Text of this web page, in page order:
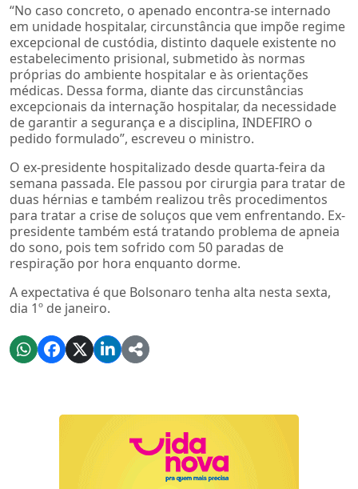
“No caso concreto, o apenado encontra-se internado
em unidade hospitalar, circunstância que impõe regime
excepcional de custódia, distinto daquele existente no
estabelecimento prisional, submetido às normas
próprias do ambiente hospitalar e às orientações
médicas. Dessa forma, diante das circunstâncias
excepcionais da internação hospitalar, da necessidade
de garantir a segurança e a disciplina, INDEFIRO o
pedido formulado”, escreveu o ministro.
O ex-presidente hospitalizado desde quarta-feira da
semana passada. Ele passou por cirurgia para tratar de
duas hérnias e também realizou três procedimentos
para tratar a crise de soluços que vem enfrentando. Ex-
presidente também está tratando problema de apneia
do sono, pois tem sofrido com 50 paradas de
respiração por hora enquanto dorme.
A expectativa é que Bolsonaro tenha alta nesta sexta,
dia 1º de janeiro.